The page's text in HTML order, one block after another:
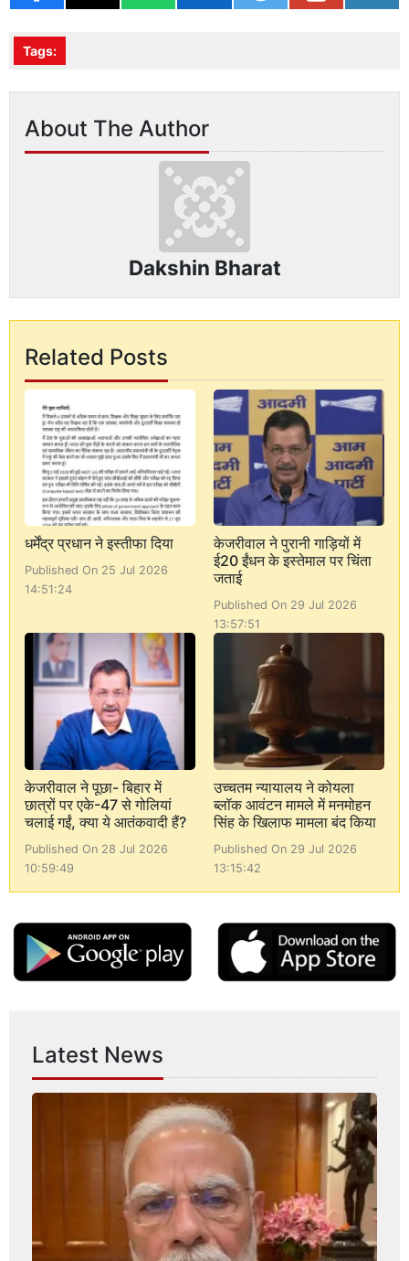
Tags:
About The Author
Dakshin Bharat
Related Posts
धर्मेंद्र प्रधान ने इस्तीफा दिया
Published On 25 Jul 2026
14:51:24
केजरीवाल ने पुरानी गाड़ियों में
ई20 ईंधन के इस्तेमाल पर चिंता
जताई
Published On 29 Jul 2026
13:57:51
केजरीवाल ने पूछा- बिहार में
छात्रों पर एके-47 से गोलियां
चलाई गईं, क्या ये आतंकवादी हैं?
Published On 28 Jul 2026
10:59:49
उच्चतम न्यायालय ने कोयला
ब्लॉक आवंटन मामले में मनमोहन
सिंह के खिलाफ मामला बंद किया
Published On 29 Jul 2026
13:15:42
Latest News